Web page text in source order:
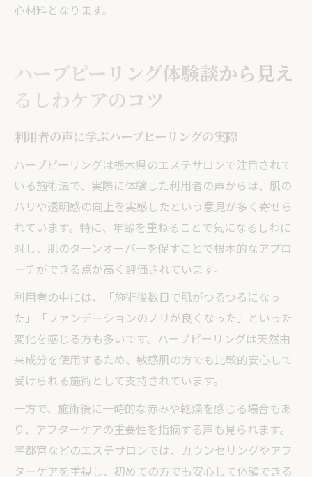
心材料となります。
ハーブピーリング体験談から見え
るしわケアのコツ
利用者の声に学ぶハーブピーリングの実際
ハーブピーリングは栃木県のエステサロンで注目されて
いる施術法で、実際に体験した利用者の声からは、肌の
ハリや透明感の向上を実感したという意見が多く寄せら
れています。特に、年齢を重ねることで気になるしわに
対し、肌のターンオーバーを促すことで根本的なアプロ
ーチができる点が高く評価されています。
利用者の中には、「施術後数日で肌がつるつるになっ
た」「ファンデーションのノリが良くなった」といった
変化を感じる方も多いです。ハーブピーリングは天然由
来成分を使用するため、敏感肌の方でも比較的安心して
受けられる施術として支持されています。
一方で、施術後に一時的な赤みや乾燥を感じる場合もあ
り、アフターケアの重要性を指摘する声も見られます。
宇都宮などのエステサロンでは、カウンセリングやアフ
ターケアを重視し、初めての方でも安心して体験できる